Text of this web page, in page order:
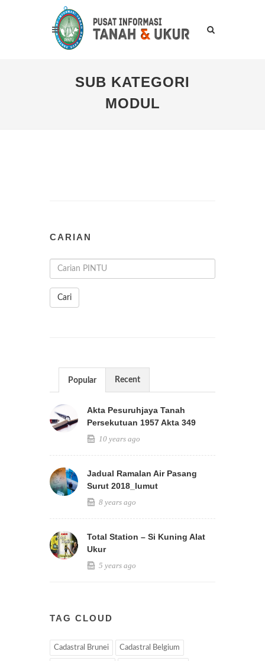
SUB KATEGORI
MODUL
CARIAN
Cari
Popular Recent
Akta Pesuruhjaya Tanah
Persekutuan 1957 Akta 349
10 years ago
Jadual Ramalan Air Pasang
Surut 2018_lumut
8 years ago
Total Station – Si Kuning Alat
Ukur
5 years ago
TAG CLOUD
Cadastral Brunei Cadastral Belgium